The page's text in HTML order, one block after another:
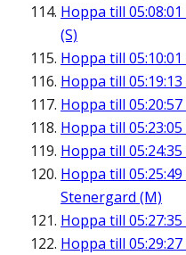
Hoppa till 05:08:01
(S)
Hoppa till 05:10:01
Hoppa till 05:19:13
Hoppa till 05:20:57
Hoppa till 05:23:05
Hoppa till 05:24:35
Hoppa till 05:25:49
Stenergard (M)
Hoppa till 05:27:35
Hoppa till 05:29:27